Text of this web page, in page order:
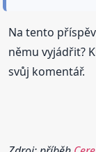
Na tento
němu vyjádřit?
svůj komentář.